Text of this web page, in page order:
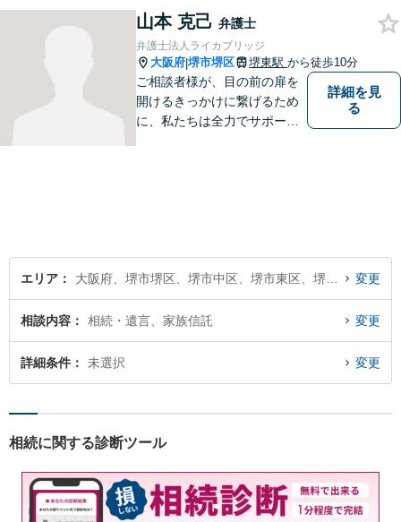
イス致しますので、お気軽に
ご相談ください。
山本 克己 弁護士
弁護士法人ライカブリッジ
大阪府|堺市堺区 堺東駅 から徒歩10分
ご相談者様が、目の前の扉を
開けるきっかけに繋げるため
に、私たちは全力でサポート
詳細を見
る
エリア 変更
相談内容 相続・遺言、家族信託 変更
詳細条件 未選択 変更
相続に関する診断ツール